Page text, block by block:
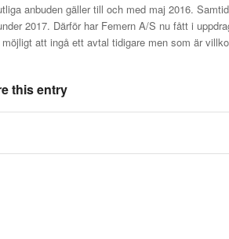
anbuden gäller till och med maj 2016.
2017. Därför har Femern A/S nu fått i
att ingå ett avtal tidigare men som är
this entry